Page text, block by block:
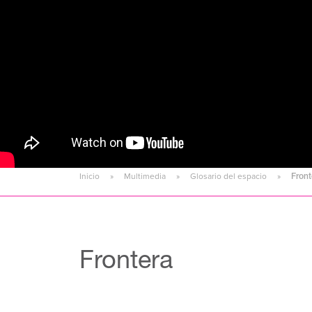
Inicio Multimedia Glosario del espacio
Frontera